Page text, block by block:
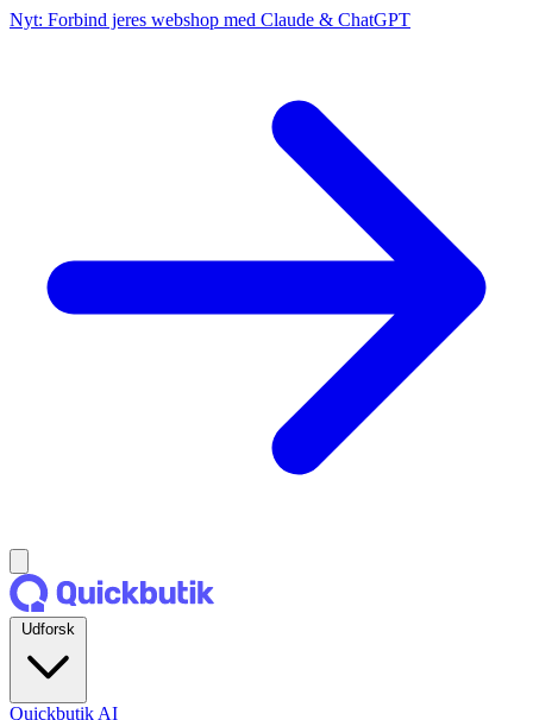
Nyt: Forbind jeres webshop med Claude & ChatGPT
Quickbutik AI